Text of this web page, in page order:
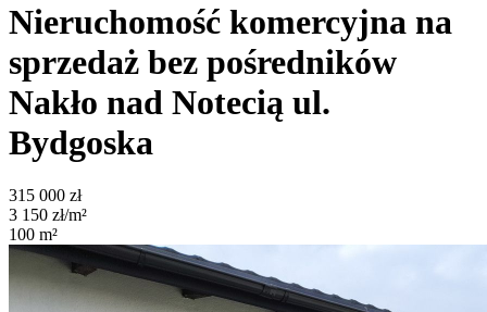
Nieruchomość komercyjna na
sprzedaż bez pośredników
Nakło nad Notecią ul.
Bydgoska
315 000 zł
3 150 zł/m²
100 m²